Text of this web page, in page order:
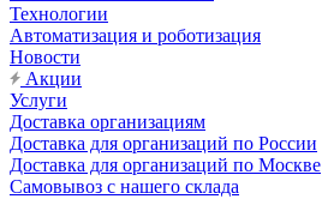
Технологии
Автоматизация и роботизация
Новости
Акции
Услуги
Доставка организациям
Доставка для организаций по России
Доставка для организаций по Москве
Самовывоз с нашего склада